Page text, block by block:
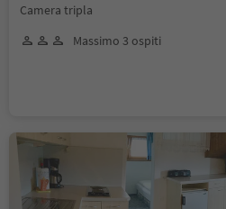
Camera tripla
Massimo 3 ospiti